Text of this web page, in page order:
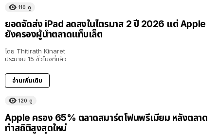
110 ดู
ยอดจัดส่ง iPad ลดลงในไตรมาส 2 ปี 2026 แต่ Apple
ยังครองผู้นำตลาดแท็บเล็ต
โดย Thitirath Kinaret
ประมาณ 15 ชั่วโมงที่แล้ว
อ่านเพิ่มเติม
120 ดู
Apple ครอง 65% ตลาดสมาร์ตโฟนพรีเมียม หลังตลาด
ทำสถิติสูงสุดใหม่